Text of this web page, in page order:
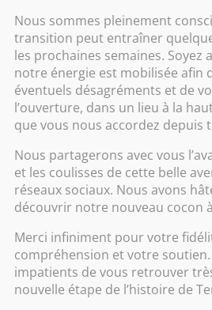
abonnement
Relaxant
Spécifique
Tonique
Soin du corps
Gommage
Rituel du corps
Spa bébé
Massage bébé
Nous sommes pleinement
transition peut entraîner
les prochaines semaines. Soyez
notre énergie est mobilisée afin
éventuels désagréments et de
l’ouverture, dans un lieu à la
que vous nous accordez depuis
Nous partagerons avec vous
et les coulisses de cette belle
réseaux sociaux. Nous avons
découvrir notre nouveau cocon
Merci infiniment pour votre
compréhension et votre
impatients de vous retrouver
nouvelle étape de l’histoire de